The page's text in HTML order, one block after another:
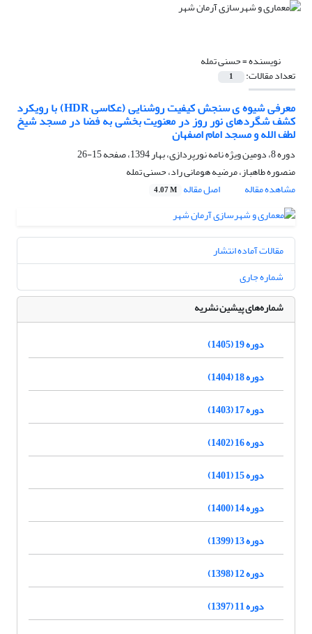
نویسنده =حسنی تمله
تعداد مقالات: 1
معرفی شیوه ی سنجش کیفیت روشنایی (عکاسی HDR) با رویکرد
کشف شگردهای نور روز در معنویت بخشی به فضا در مسجد شیخ
لطف الله و مسجد امام اصفهان
دوره 8، دومین ویژه نامه نورپردازی، بهار 1394، صفحه
15-26
منصوره طاهباز، مرضیه هومانی راد، حسنی تمله
مشاهده مقاله
اصل مقاله 4.07 M
مقالات آماده انتشار
شماره جاری
شماره‌های پیشین نشریه
دوره 19 (1405)
دوره 18 (1404)
دوره 17 (1403)
دوره 16 (1402)
دوره 15 (1401)
دوره 14 (1400)
دوره 13 (1399)
دوره 12 (1398)
دوره 11 (1397)